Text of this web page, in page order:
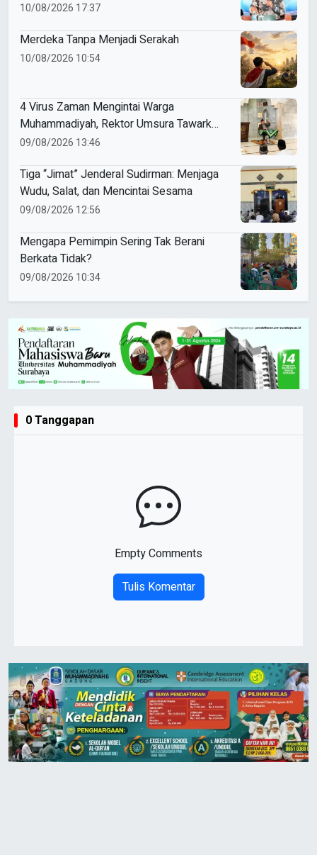
dan Amal
10/08/2026 17:37
Merdeka Tanpa Menjadi Serakah
10/08/2026 10:54
4 Virus Zaman Mengintai Warga
Muhammadiyah, Rektor Umsura Tawarkan
PHIWM sebagai Imunisasi
09/08/2026 13:46
Tiga “Jimat” Jenderal Sudirman: Menjaga
Wudu, Salat, dan Mencintai Sesama
09/08/2026 12:56
Mengapa Pemimpin Sering Tak Berani
Berkata Tidak?
09/08/2026 10:34
0 Tanggapan
Empty Comments
Tulis Komentar